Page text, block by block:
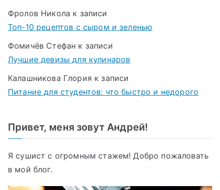
Фролов Никола к записи
Топ-10 рецептов с сыром и зеленью
Фомичёв Стефан к записи
Лучшие девизы для кулинаров
Калашникова Глория к записи
Питание для студентов: что быстро и недорого
Привет, меня зовут Андрей!
Я сушист с огромным стажем! Добро пожаловать
в мой блог.